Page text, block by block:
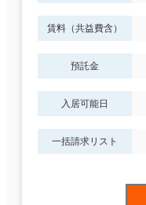
賃料（共益費含）
預託金
入居可能日
一括請求リスト